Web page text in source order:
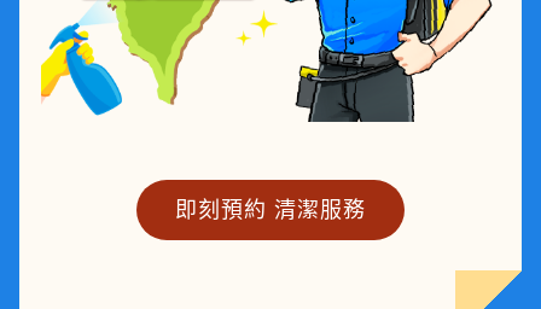
即刻預約 清潔服務